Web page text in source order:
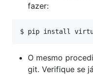
fazer:
$ pip install
O mesmo
git. Verifique se